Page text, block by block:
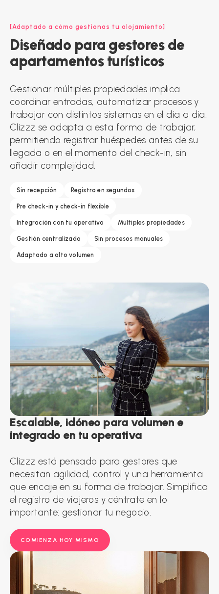
Adaptado a cómo gestionas tu alojamiento
Diseñado para gestores de
apartamentos turísticos
Gestionar múltiples propiedades implica
coordinar entradas, automatizar procesos y
trabajar con distintos sistemas en el día a día.
Clizzz se adapta a esta forma de trabajar,
permitiendo registrar huéspedes antes de su
llegada o en el momento del check-in, sin
añadir complejidad.
Sin recepción Registro en segundos
Pre check-in y check-in flexible
Integración con tu operativa Múltiples propiedades
Gestión centralizada Sin procesos manuales
Adaptado a alto volumen
Escalable, idóneo para volumen e
integrado en tu operativa
Clizzz está pensado para gestores que
necesitan agilidad, control y una herramienta
que encaje en su forma de trabajar. Simplifica
el registro de viajeros y céntrate en lo
importante: gestionar tu negocio.
COMIENZA HOY MISMO